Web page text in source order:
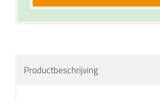
Productbeschrijving